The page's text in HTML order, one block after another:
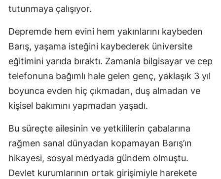
tutunmaya çalışıyor.
Depremde hem evini hem yakınlarını kaybeden
Barış, yaşama isteğini kaybederek üniversite
eğitimini yarıda bıraktı. Zamanla bilgisayar ve cep
telefonuna bağımlı hale gelen genç, yaklaşık 3 yıl
boyunca evden hiç çıkmadan, duş almadan ve
kişisel bakımını yapmadan yaşadı.
Bu süreçte ailesinin ve yetkililerin çabalarına
rağmen sanal dünyadan kopamayan Barış’ın
hikayesi, sosyal medyada gündem olmuştu.
Devlet kurumlarının ortak girişimiyle harekete